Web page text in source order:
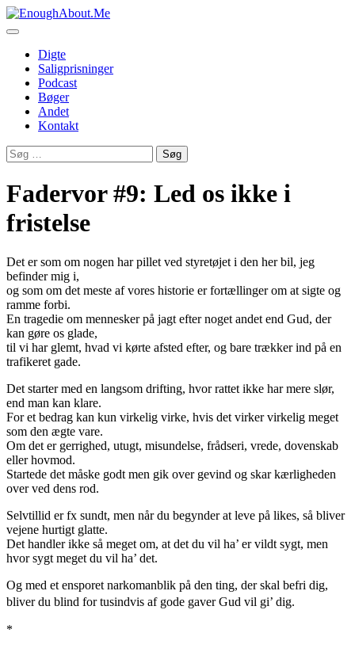
Skip
to
Digte
Saligprisninger
Podcast
Bøger
Andet
Kontakt
Søg
efter:
Fadervor #9: Led os ikke i
fristelse
Det er som om nogen har pillet ved styretøjet i den her bil, jeg
befinder mig i,
og som om det meste af vores historie er fortællinger om at sigte og
ramme forbi.
En tragedie om mennesker på jagt efter noget andet end Gud, der
kan gøre os glade,
til vi har glemt, hvad vi kørte afsted efter, og bare trækker ind på en
trafikeret gade.
Det starter med en langsom drifting, hvor rattet ikke har mere slør,
end man kan klare.
For et bedrag kan kun virkelig virke, hvis det virker virkelig meget
som den ægte vare.
Om det er gerrighed, utugt, misundelse, frådseri, vrede, dovenskab
eller hovmod.
Startede det måske godt men gik over gevind og skar kærligheden
over ved dens rod.
Selvtillid er fx sundt, men når du begynder at leve på likes, så bliver
vejene hurtigt glatte.
Det handler ikke så meget om, at det du vil ha’ er vildt sygt, men
hvor sygt meget du vil ha’ det.
Og med et ensporet narkomanblik på den ting, der skal befri dig,
bliver du blind for tusindvis af gode gaver Gud vil gi’ dig.
*